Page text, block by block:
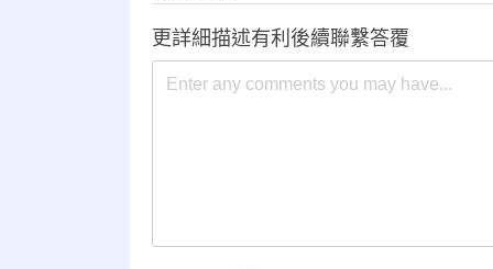
更詳細描述有利後續聯繫答覆